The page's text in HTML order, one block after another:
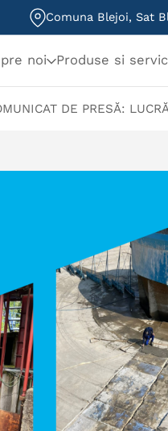
Comuna Blejoi, Sat
noi Produse si
DE PRESĂ: